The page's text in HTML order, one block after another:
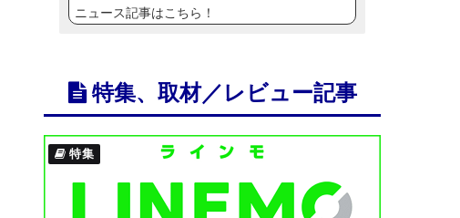
ニュース記事はこちら！
特集、取材／レビュー記事
特集